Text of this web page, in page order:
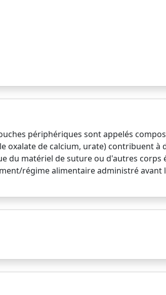
périphériques sont appelés
oxalate de calcium, urate) contribuent à
du matériel de suture ou d'autres corps
régime alimentaire administré avant